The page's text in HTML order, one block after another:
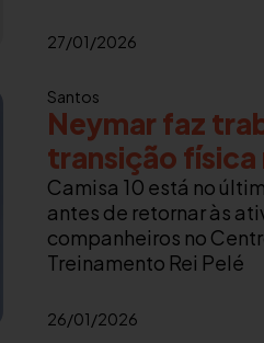
27/01/2026
Santos
Neymar faz
transição física
Camisa 10 está no
antes de retornar às
companheiros no
Treinamento Rei Pelé
26/01/2026